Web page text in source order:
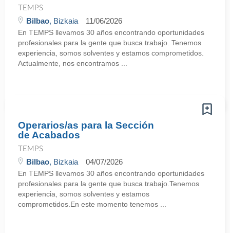
TEMPS
Bilbao, Bizkaia 11/06/2026
En TEMPS llevamos 30 años encontrando oportunidades
profesionales para la gente que busca trabajo. Tenemos
experiencia, somos solventes y estamos comprometidos.
Actualmente, nos encontramos ...
Operarios/as para la Sección
de Acabados
TEMPS
Bilbao, Bizkaia 04/07/2026
En TEMPS llevamos 30 años encontrando oportunidades
profesionales para la gente que busca trabajo.Tenemos
experiencia, somos solventes y estamos
comprometidos.En este momento tenemos ...